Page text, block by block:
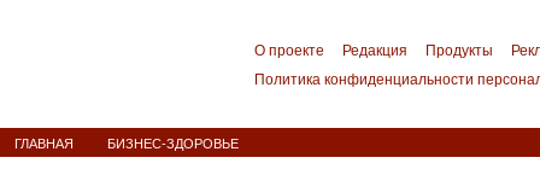
О проекте Редакция Продукты
Политика конфиденциальности
ГЛАВНАЯ БИЗНЕС-ЗДОРОВЬЕ